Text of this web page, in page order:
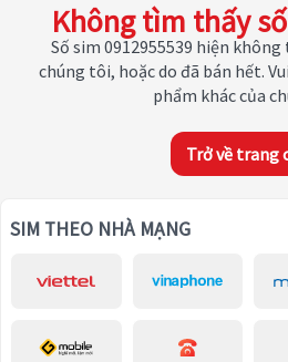
Không tìm thấy
Số sim 0912955539 hiện
chúng tôi, hoặc do đã bán hết.
phẩm khác của
Trở về trang
SIM THEO NHÀ MẠNG